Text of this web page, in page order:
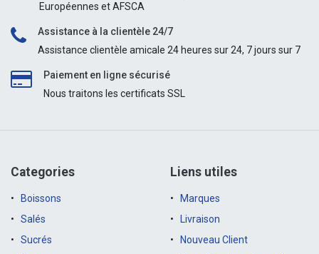
Européennes et AFSCA
Assistance à la clientèle 24/7
Assistance clientèle amicale 24 heures sur 24, 7 jours sur 7
Paiement en ligne sécurisé
Nous traitons les certificats SSL
Categories
Boissons
Salés
Sucrés
Liens utiles
Marques
Livraison
Nouveau Client